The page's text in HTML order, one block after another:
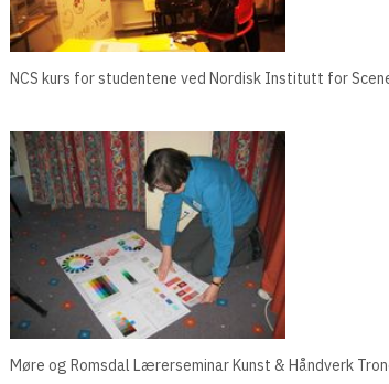
NCS kurs for studentene ved Nordisk Institutt for
Møre og Romsdal Lærerseminar Kunst & Håndverk